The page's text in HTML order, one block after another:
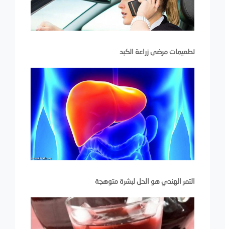
تطعيمات مرضى زراعة الكبد
التمر الهندي هو الحل لبشرة متوهجة